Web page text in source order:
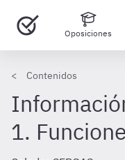
Oposiciones
Contenidos
1.